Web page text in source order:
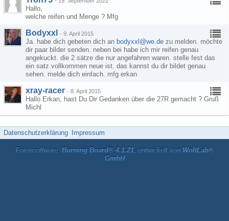
Hallo,
welche reifen und Menge ? Mfg
Bodyxxl - 9. April 2015
Ja. habe dich gebeten dich an bodyxxl@we.de zu melden. möchte
dir paar bilder senden. neben bei habe ich mir reifen genau
angekuckt. die 2 sätze die nur angefahren waren. stelle fest das
ein satz vollkommen neue ist. das kannst du dir bildet genau
sehen. melde dich einfach. mfg erkan
xray-racer - 8. April 2015
Hallo Erkan, hast Du Dir Gedanken über die 27R gemacht ? Gruß
Michl
Datenschutzerklärung Impressum
Forensoftware: Burning Board® 4.1.21, entwickelt von WoltLab®
GmbH